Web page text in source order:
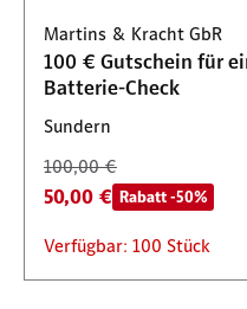
Martins & Kracht GbR
100 € Gutschein für
Batterie-Check
Sundern
100,00 €
50,00 € Rabatt -50%
Verfügbar: 100 Stück